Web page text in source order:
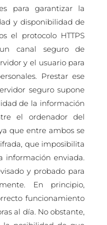
para garantizar la
y disponibilidad de
el protocolo HTTPS
canal seguro de
y el usuario para
Prestar ese
seguro supone
de la información
el ordenador del
que entre ambos se
que imposibilita
información enviada.
y probado para
En principio,
funcionamiento
al día. No obstante,